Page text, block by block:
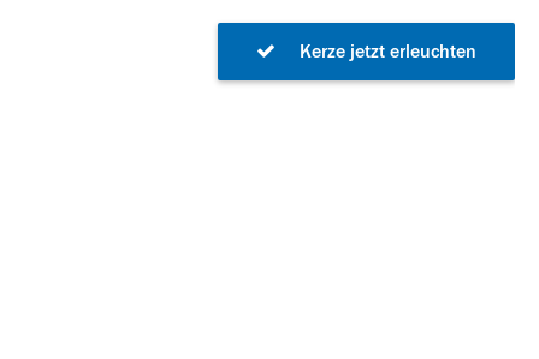
Kerze jetzt erleuchten